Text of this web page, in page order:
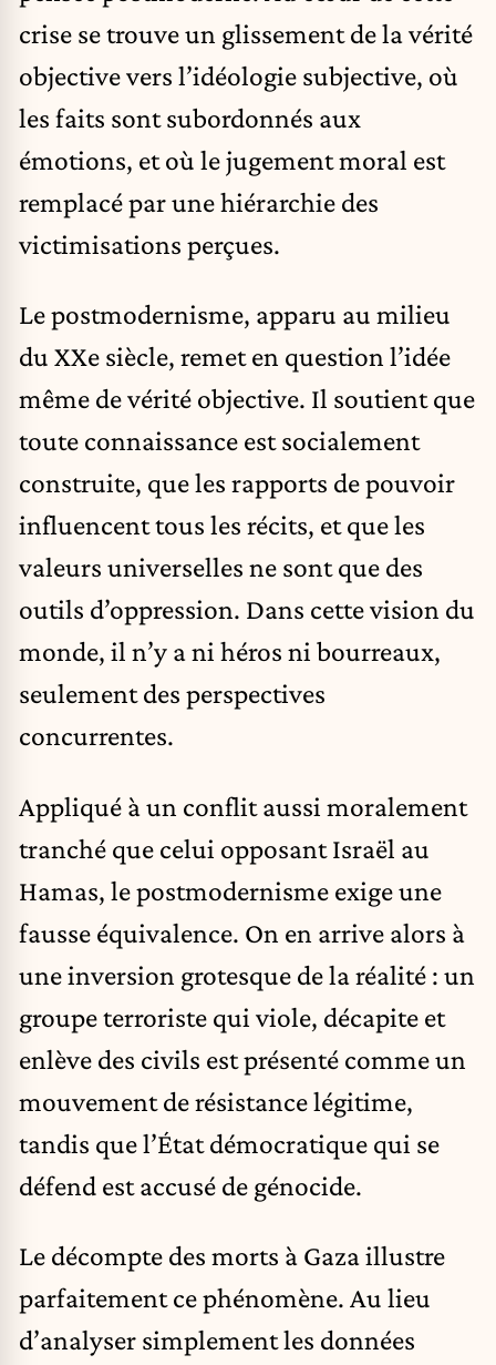
crise se trouve un glissement de la vérité
objective vers l’idéologie subjective, où
les faits sont subordonnés aux
émotions, et où le jugement moral est
remplacé par une hiérarchie des
victimisations perçues.
Le postmodernisme, apparu au milieu
du XXe siècle, remet en question l’idée
même de vérité objective. Il soutient que
toute connaissance est socialement
construite, que les rapports de pouvoir
influencent tous les récits, et que les
valeurs universelles ne sont que des
outils d’oppression. Dans cette vision du
monde, il n’y a ni héros ni bourreaux,
seulement des perspectives
concurrentes.
Appliqué à un conflit aussi moralement
tranché que celui opposant Israël au
Hamas, le postmodernisme exige une
fausse équivalence. On en arrive alors à
une inversion grotesque de la réalité : un
groupe terroriste qui viole, décapite et
enlève des civils est présenté comme un
mouvement de résistance légitime,
tandis que l’État démocratique qui se
défend est accusé de génocide.
Le décompte des morts à Gaza illustre
parfaitement ce phénomène. Au lieu
d’analyser simplement les données